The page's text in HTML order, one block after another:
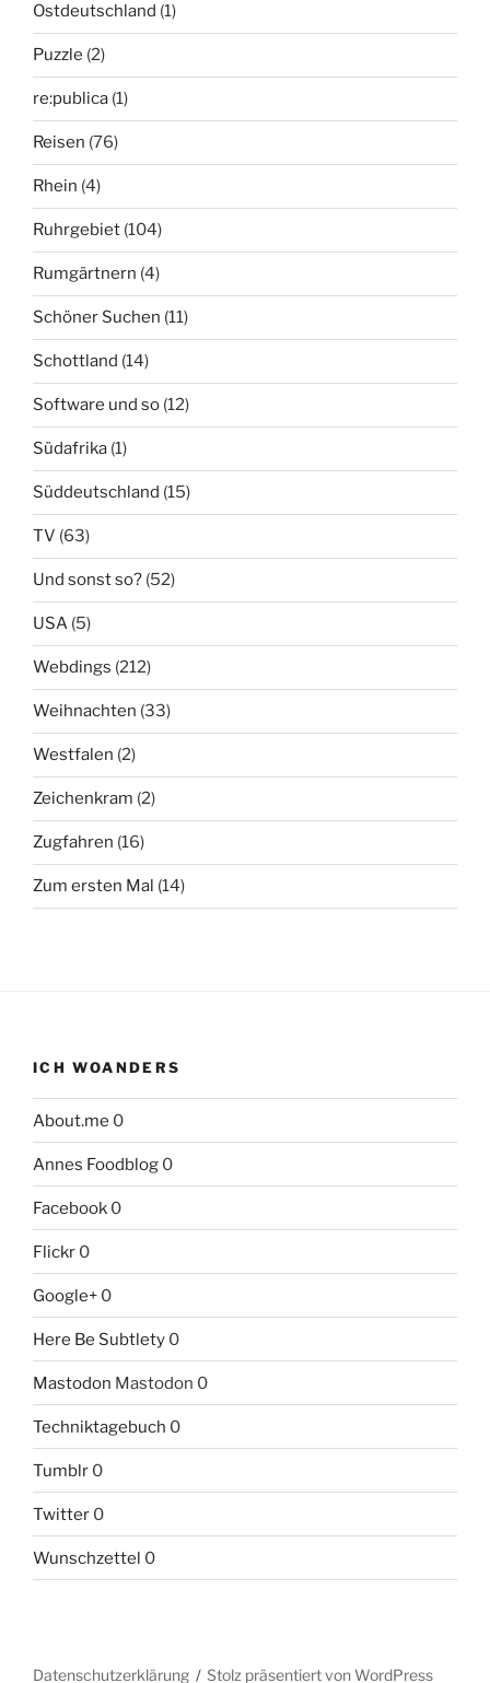
Ostdeutschland (1)
Puzzle (2)
re:publica (1)
Reisen (76)
Rhein (4)
Ruhrgebiet (104)
Rumgärtnern (4)
Schöner Suchen (11)
Schottland (14)
Software und so (12)
Südafrika (1)
Süddeutschland (15)
TV (63)
Und sonst so? (52)
USA (5)
Webdings (212)
Weihnachten (33)
Westfalen (2)
Zeichenkram (2)
Zugfahren (16)
Zum ersten Mal (14)
ICH WOANDERS
About.me 0
Annes Foodblog 0
Facebook 0
Flickr 0
Google+ 0
Here Be Subtlety 0
Mastodon Mastodon 0
Techniktagebuch 0
Tumblr 0
Twitter 0
Wunschzettel 0
Datenschutzerklärung Stolz präsentiert von WordPress